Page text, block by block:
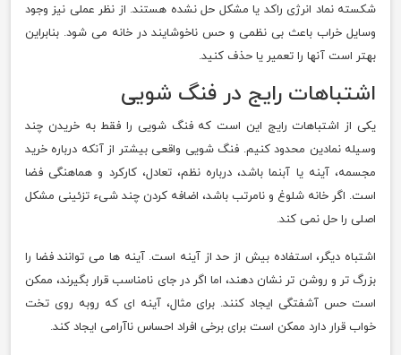
شکسته نماد انرژی راکد یا مشکل حل نشده هستند. از نظر عملی نیز وجود
وسایل خراب باعث بی نظمی و حس ناخوشایند در خانه می شود. بنابراین
بهتر است آنها را تعمیر یا حذف کنید.
اشتباهات رایج در فنگ شویی
یکی از اشتباهات رایج این است که فنگ شویی را فقط به خریدن چند
وسیله نمادین محدود کنیم. فنگ شویی واقعی بیشتر از آنکه درباره خرید
مجسمه، آینه یا آبنما باشد، درباره نظم، تعادل، کارکرد و هماهنگی فضا
است. اگر خانه شلوغ و نامرتب باشد، اضافه کردن چند شیء تزئینی مشکل
اصلی را حل نمی کند.
اشتباه دیگر، استفاده بیش از حد از آینه است. آینه ها می توانند فضا را
بزرگ تر و روشن تر نشان دهند، اما اگر در جای نامناسب قرار بگیرند، ممکن
است حس آشفتگی ایجاد کنند. برای مثال، آینه ای که روبه روی تخت
خواب قرار دارد ممکن است برای برخی افراد احساس ناآرامی ایجاد کند.